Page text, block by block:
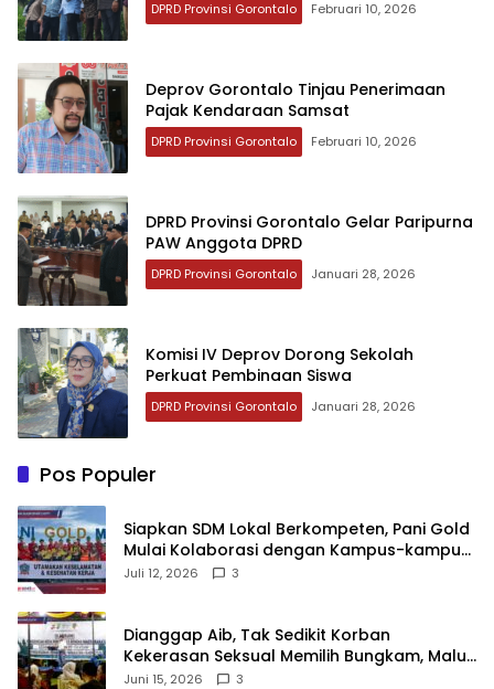
DPRD Provinsi Gorontalo Februari 10, 2026
Deprov Gorontalo Tinjau Penerimaan
Pajak Kendaraan Samsat
DPRD Provinsi Gorontalo Februari 10, 2026
DPRD Provinsi Gorontalo Gelar Paripurna
PAW Anggota DPRD
DPRD Provinsi Gorontalo Januari 28, 2026
Komisi IV Deprov Dorong Sekolah
Perkuat Pembinaan Siswa
DPRD Provinsi Gorontalo Januari 28, 2026
Pos Populer
‎Siapkan SDM Lokal Berkompeten, Pani Gold
Mulai Kolaborasi dengan Kampus-kampus
di Gorontalo
Juli 12, 2026 3
‎Dianggap Aib, Tak Sedikit Korban
Kekerasan Seksual Memilih Bungkam, Malu
untuk Melapor!‎
Juni 15, 2026 3